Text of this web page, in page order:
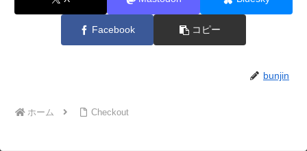
Facebook コピー
bunjin
ホーム Checkout